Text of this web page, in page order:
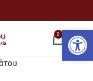
0
0.00